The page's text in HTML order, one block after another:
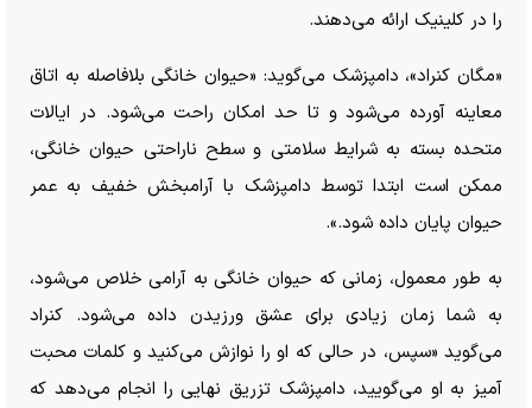
را در کلینیک ارائه می‌دهند.
«مگان کنراد»، دامپزشک می‌گوید: «حیوان خانگی بلافاصله به اتاق
معاینه آورده می‌شود و تا حد امکان راحت می‌شود. در ایالات
متحده بسته به شرایط سلامتی و سطح ناراحتی حیوان خانگی،
ممکن است ابتدا توسط دامپزشک با آرامبخش خفیف به عمر
حیوان پایان داده شود.».
به طور معمول، زمانی که حیوان خانگی به آرامی خلاص می‌شود،
به شما زمان زیادی برای عشق ورزیدن داده می‌شود. کنراد
می‌گوید «سپس، در حالی که او را نوازش می‌کنید و کلمات محبت
آمیز به او می‌گویید، دامپزشک تزریق نهایی را انجام می‌دهد که